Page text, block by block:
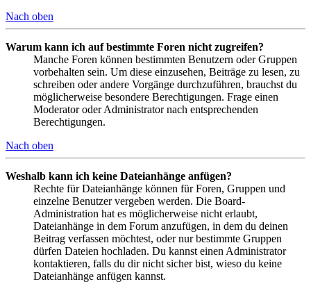
Nach oben
Warum kann ich auf bestimmte Foren nicht zugreifen?
Manche Foren können bestimmten Benutzern oder Gruppen
vorbehalten sein. Um diese einzusehen, Beiträge zu lesen, zu
schreiben oder andere Vorgänge durchzuführen, brauchst du
möglicherweise besondere Berechtigungen. Frage einen
Moderator oder Administrator nach entsprechenden
Berechtigungen.
Nach oben
Weshalb kann ich keine Dateianhänge anfügen?
Rechte für Dateianhänge können für Foren, Gruppen und
einzelne Benutzer vergeben werden. Die Board-
Administration hat es möglicherweise nicht erlaubt,
Dateianhänge in dem Forum anzufügen, in dem du deinen
Beitrag verfassen möchtest, oder nur bestimmte Gruppen
dürfen Dateien hochladen. Du kannst einen Administrator
kontaktieren, falls du dir nicht sicher bist, wieso du keine
Dateianhänge anfügen kannst.